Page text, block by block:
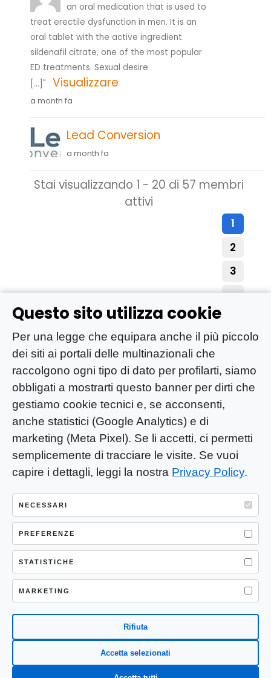
Questo sito utilizza cookie
Per una legge che equipara anche il più piccolo
dei siti ai portali delle multinazionali che
raccolgono ogni tipo di dato per profilarti, siamo
obbligati a mostrarti questo banner per dirti che
gestiamo cookie tecnici e, se acconsenti,
anche statistici (Google Analytics) e di
marketing (Meta Pixel). Se li accetti, ci permetti
semplicemente di tracciare le visite. Se vuoi
capire i dettagli, leggi la nostra Privacy Policy.
NECESSARI
PREFERENZE
STATISTICHE
MARKETING
Rifiuta
Accetta selezionati
an oral medication that is used to
treat erectile dysfunction in men. It is an
oral tablet with the active ingredient
sildenafil citrate, one of the most popular
ED treatments. Sexual desire
[…]"
Visualizzare
a month fa
Lead Conversion
a month fa
Stai visualizzando 1 - 20 di 57 membri
attivi
1
2
3
→
YOU-ng Slow Journalism è una testata
giornalistica di proprietà di Mastino S.R.L.
Registrazione presso Trib. Santa Maria
Capua Vetere (CE) n° 900 del 31/01/2025 |
ISSN 3103-4683
P.IVA: 04755530617
Sede Legale: CASERTA – VIA LORENZO MARIA
NERONI 11 CAP 81100